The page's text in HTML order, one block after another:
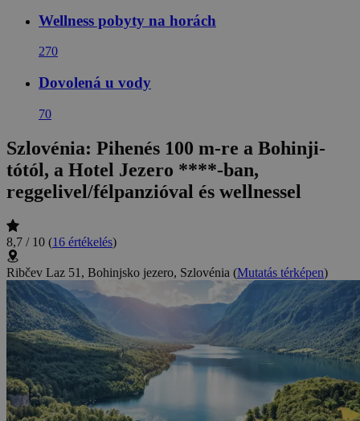
Wellness pobyty na horách
270
Dovolená u vody
70
Szlovénia: Pihenés 100 m-re a Bohinji-
tótól, a Hotel Jezero ****-ban,
reggelivel/félpanzióval és wellnessel
8,7 / 10 (16 értékelés)
Ribčev Laz 51, Bohinjsko jezero, Szlovénia (Mutatás térképen)